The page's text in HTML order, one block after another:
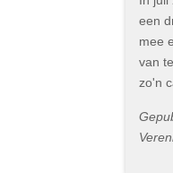
een
mee
van
zo'n